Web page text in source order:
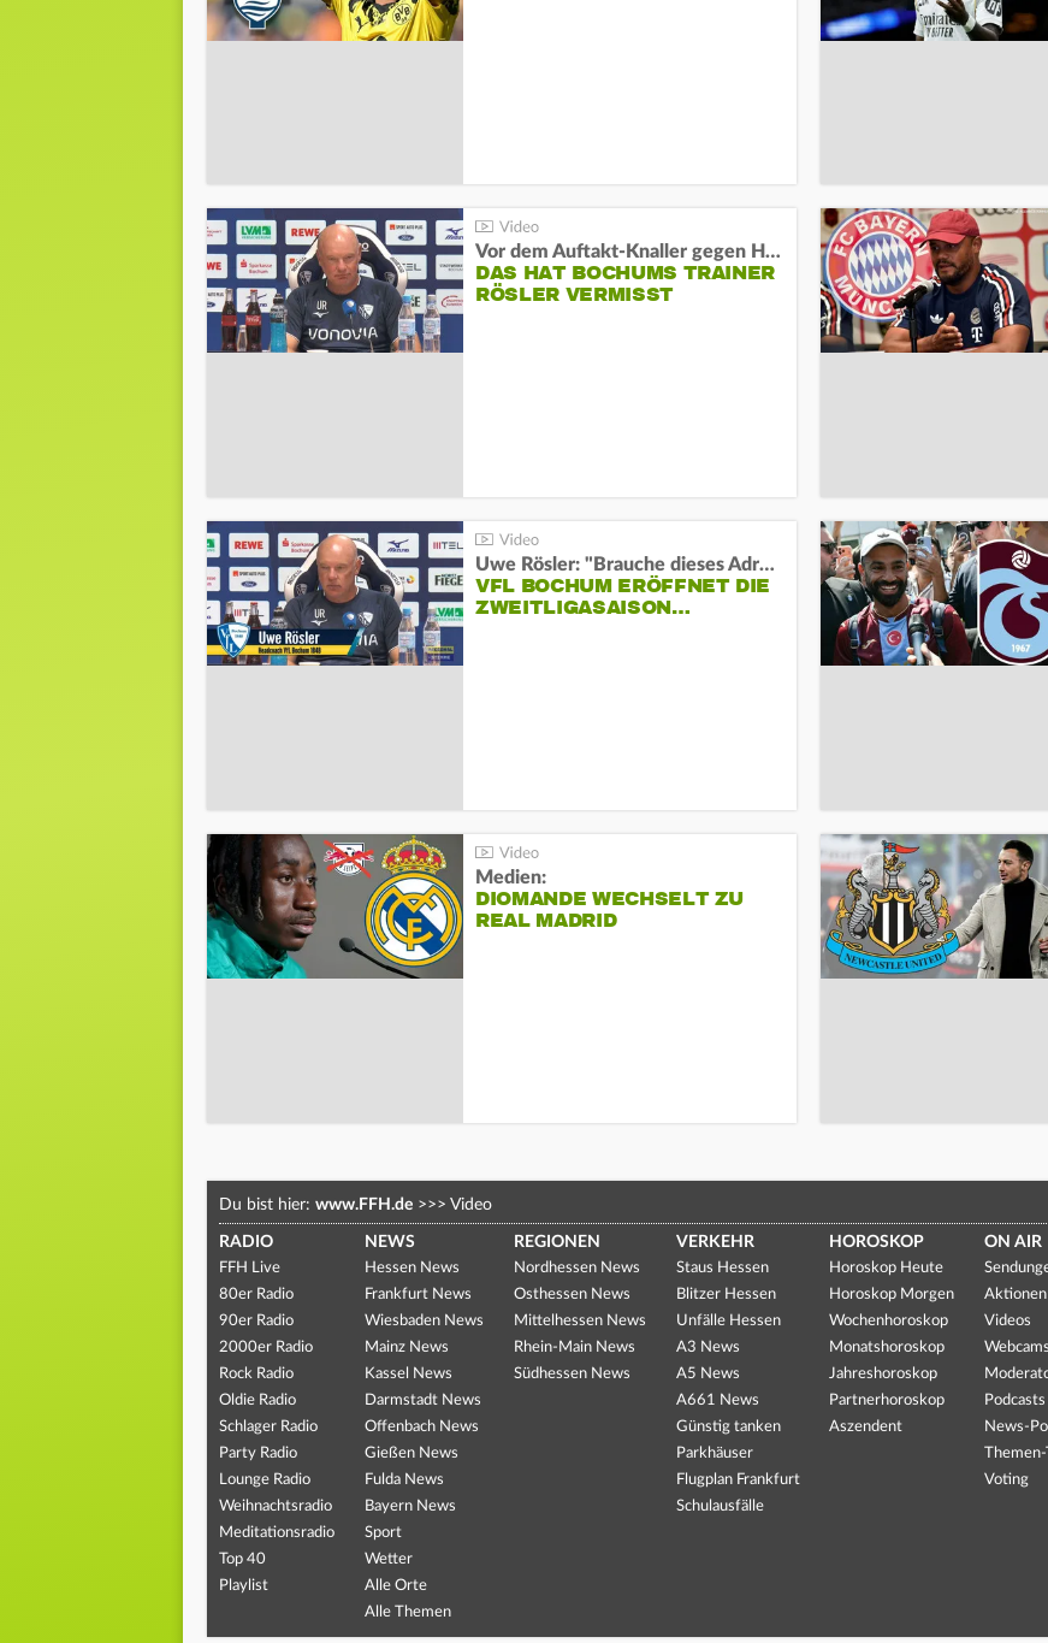
Vor dem Auftakt-Knaller gegen Hertha:
DAS HAT BOCHUMS TRAINER
RÖSLER VERMISST
Uwe Rösler: "Brauche dieses Adrenalin"
VFL BOCHUM ERÖFFNET DIE
ZWEITLIGASAISON…
Medien:
DIOMANDE WECHSELT ZU
REAL MADRID
Du bist hier: www.FFH.de >>> Video
RADIO
FFH Live
80er Radio
90er Radio
2000er Radio
Rock Radio
Oldie Radio
Schlager Radio
Party Radio
Lounge Radio
Weihnachtsradio
Meditationsradio
Top 40
Playlist
NEWS
Hessen News
Frankfurt News
Wiesbaden News
Mainz News
Kassel News
Darmstadt News
Offenbach News
Gießen News
Fulda News
Bayern News
Sport
Wetter
Alle Orte
Alle Themen
REGIONEN
Nordhessen News
Osthessen News
Mittelhessen News
Rhein-Main News
Südhessen News
VERKEHR
Staus Hessen
Blitzer Hessen
Unfälle Hessen
A3 News
A5 News
A661 News
Günstig tanken
Parkhäuser
Flugplan Frankfurt
Schulausfälle
HOROSKOP
Horoskop Heute
Horoskop Morgen
Wochenhoroskop
Monatshoroskop
Jahreshoroskop
Partnerhoroskop
Aszendent
ON AIR
Aktionen
Videos
Webcams
Podcasts
News-
Voting